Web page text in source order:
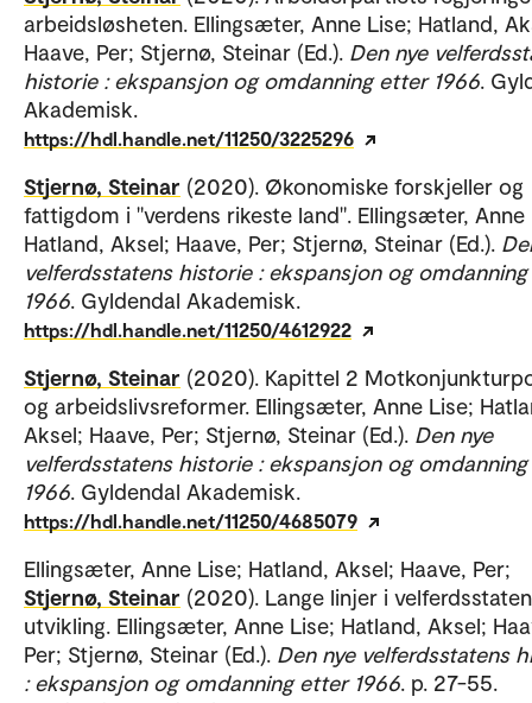
arbeidsløsheten. Ellingsæter, Anne Lise; Hatland,
Haave, Per; Stjernø, Steinar (Ed.). Den nye
historie : ekspansjon og omdanning etter 1966.
Akademisk.
https://hdl.handle.net/11250/3225296
Stjernø, Steinar (2020). Økonomiske forskjeller og
fattigdom i "verdens rikeste land". Ellingsæter, Anne
Hatland, Aksel; Haave, Per; Stjernø, Steinar (Ed.).
velferdsstatens historie : ekspansjon og
1966. Gyldendal Akademisk.
https://hdl.handle.net/11250/4612922
Stjernø, Steinar (2020). Kapittel 2
og arbeidslivsreformer. Ellingsæter, Anne Lise;
Aksel; Haave, Per; Stjernø, Steinar (Ed.). Den nye
velferdsstatens historie : ekspansjon og
1966. Gyldendal Akademisk.
https://hdl.handle.net/11250/4685079
Ellingsæter, Anne Lise; Hatland, Aksel; Haave, Per;
Stjernø, Steinar (2020). Lange linjer i
utvikling. Ellingsæter, Anne Lise; Hatland, Aksel;
Per; Stjernø, Steinar (Ed.). Den nye velferdsstatens
: ekspansjon og omdanning etter 1966. p. 27-55.